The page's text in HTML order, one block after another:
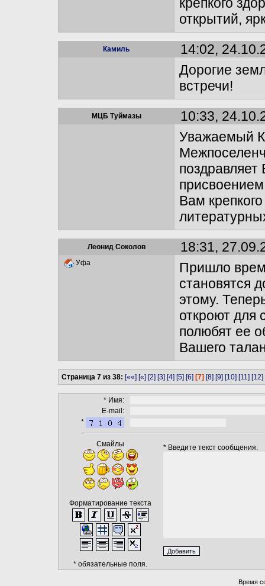
открытий,
Камиль
14:02,
Дорогие
встречи!
МЦБ Туймазы
10:33,
Уважаемый
поздравляет
Вам
Леонид Соколов 18:31,
Уфа
Пришло
становятся
этому.
откроют для
полюбят ее
Вашего
Страница 7 из 38: [««] [«] [2] [3] [4] [5] [6] [7] [8] [9] [10] [11] [12]
* Имя:
E-mail:
*
Смайлы
Форматирование текста
* обязательные поля.
* Введите текст сообщения:
Время